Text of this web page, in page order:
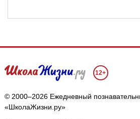
12+
© 2000–2026 Ежедневный
«ШколаЖизни.ру»